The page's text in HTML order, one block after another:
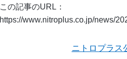
この記事のURL：
https://www.nitroplus.co.jp/news/
ニトロプラス